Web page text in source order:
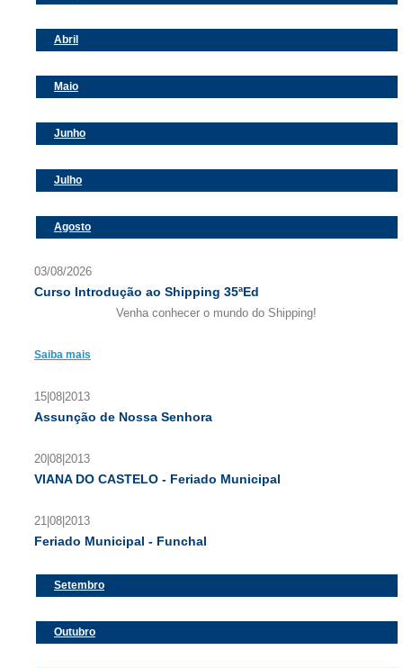
Abril
Maio
Junho
Julho
Agosto
03/08/2026
Curso Introdução ao Shipping 35ªEd
Venha conhecer o mundo do Shipping!
Saiba mais
15|08|2013
Assunção de Nossa Senhora
20|08|2013
VIANA DO CASTELO - Feriado Municipal
21|08|2013
Feriado Municipal - Funchal
Setembro
Outubro